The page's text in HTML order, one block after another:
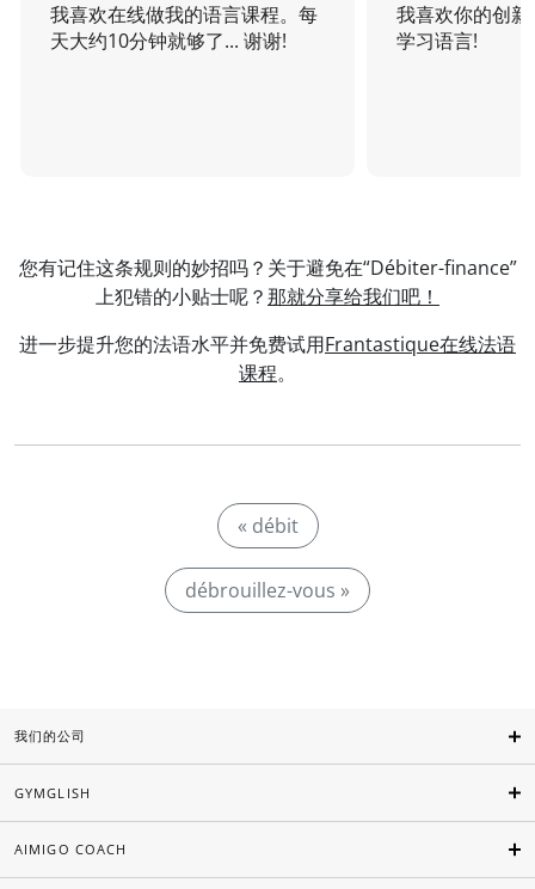
我喜欢在线做我的语言课程。每
天大约10分钟就够了... 谢谢!
我喜欢你的创
学习语言!
您有记住这条规则的妙招吗？关于避免在“Débiter-finance”
上犯错的小贴士呢？那就分享给我们吧！
进一步提升您的法语水平并免费试用Frantastique在线法语
课程。
« débit
débrouillez-vous »
我们的公司
GYMGLISH
AIMIGO COACH